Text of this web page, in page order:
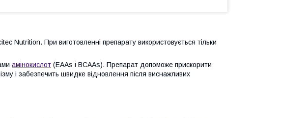
Nutrition. При виготовленні препарату використовується тільки
амінокислот (EAAs і ВСААѕ). Препарат допоможе прискорити
і забезпечить швидке відновлення після виснажливих